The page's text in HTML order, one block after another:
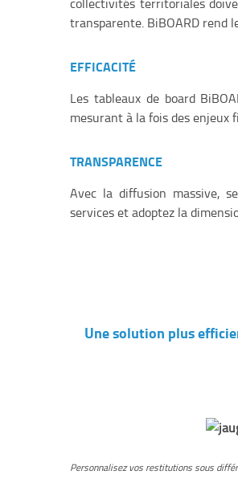
transparente. BiBOARD rend
EFFICACITÉ
Les tableaux de board
mesurant à la fois des enjeux
TRANSPARENCE
Avec la diffusion massive,
services et adoptez la
Une solution plus
Personnalisez vos restitutions sous